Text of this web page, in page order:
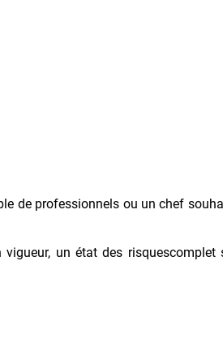
de professionnels ou un chef
un état des